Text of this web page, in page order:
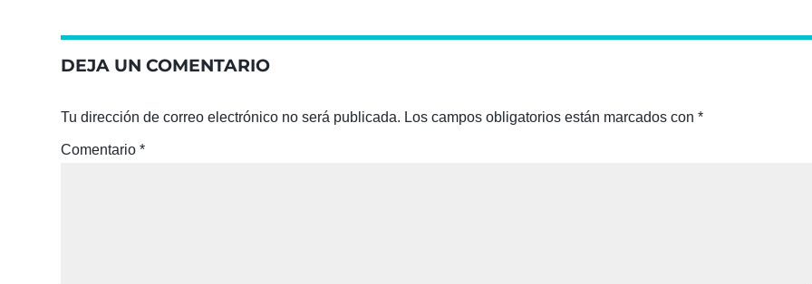
DEJA UN COMENTARIO
Tu dirección de correo electrónico no será publicada. Los campos obligatorios están marcados con*
Comentario*